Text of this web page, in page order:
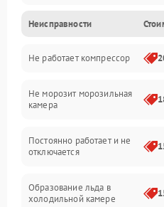
Механика
Электропитание
Дренаж
Неисправности
Не работает компрессор
Не морозит морозильная
камера
Постоянно работает и не
отключается
Образование льда в
холодильной камере